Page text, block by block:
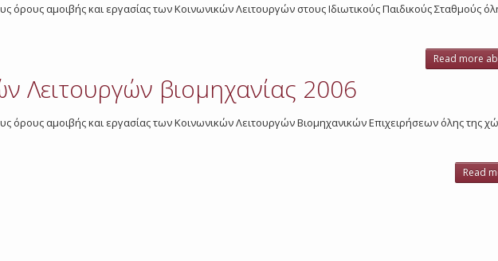
όρους αμοιβής και εργασίας των Κοινωνικών Λειτουργών στους Ιδιωτικούς Παιδικούς Σταθμούς
Read more
Λειτουργών βιομηχανίας 2006
όρους αμοιβής και εργασίας των Κοινωνικών Λειτουργών Βιομηχανικών Επιχειρήσεων όλης της
Read